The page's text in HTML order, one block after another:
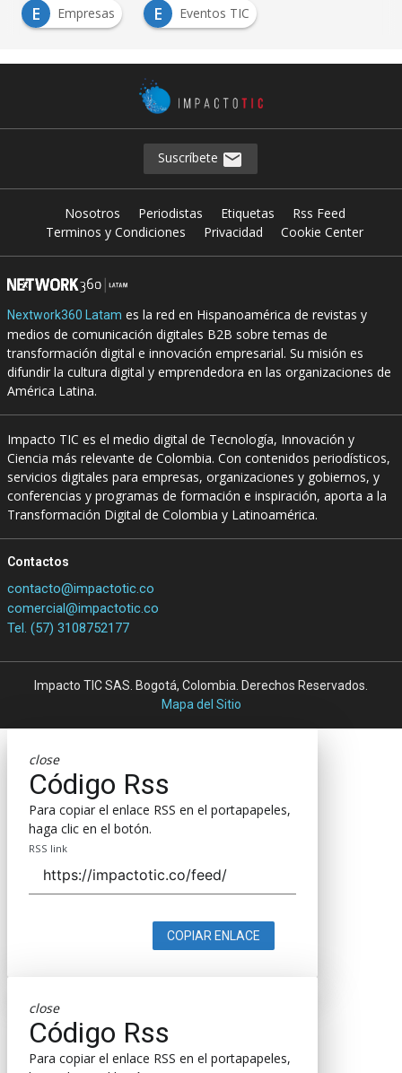
E
Empresas E Eventos TIC
Suscríbete
Nosotros Periodistas Etiquetas
Rss Feed
Terminos y Condiciones
Privacidad Cookie Center
Nextwork360 Latam es la red en Hispanoamérica de revistas y
medios de comunicación digitales B2B sobre temas de
transformación digital e innovación empresarial. Su misión es
difundir la cultura digital y emprendedora en las organizaciones de
América Latina.
Impacto TIC es el medio digital de Tecnología, Innovación y
Ciencia más relevante de Colombia. Con contenidos periodísticos,
servicios digitales para empresas, organizaciones y gobiernos, y
conferencias y programas de formación e inspiración, aporta a la
Transformación Digital de Colombia y Latinoamérica.
Contactos
contacto@impactotic.co
comercial@impactotic.co
Tel. (57) 3108752177
Impacto TIC SAS. Bogotá, Colombia. Derechos Reservados.
Mapa del Sitio
close
Código Rss
Para copiar el enlace RSS en el portapapeles,
haga clic en el botón.
RSS link
COPIAR ENLACE
close
Código Rss
Para copiar el enlace RSS en el portapapeles,